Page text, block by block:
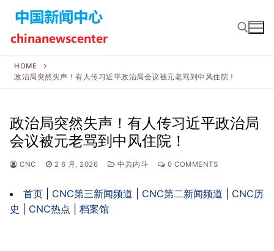
content
Search for:
HOME
政治局突然失声！有人传习近平政治局会议被元老骂到中风住院！
政治局突然失声！有人传习近平政治局
会议被元老骂到中风住院！
CNC 2 6 月, 2026 中共内斗 0 COMMENTS
首页 CNC第三新闻频道 CNC第二新闻频道
CNC历
史
CNC热点 档案馆